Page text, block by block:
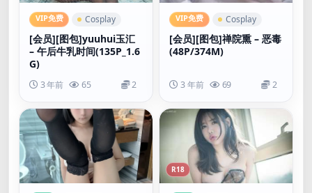
VIP免费 Cosplay
[会员][图包]yuuhui玉汇
– 午后牛乳时间(135P_1.6
G)
3 年前 65 2
VIP免费 Cosplay
[会员][图包]禅院熏 – 恶毒
(48P/374M)
3 年前 69 2
R18